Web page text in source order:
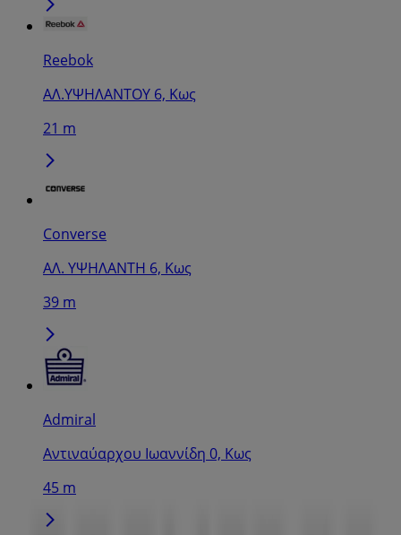
Reebok
ΑΛ.ΥΨΗΛΑΝΤΟΥ 6, Κως
21 m
Converse
ΑΛ. ΥΨΗΛΑΝΤΗ 6, Κως
39 m
Admiral
Αντιναύαρχου Ιωαννίδη 0, Κως
45 m